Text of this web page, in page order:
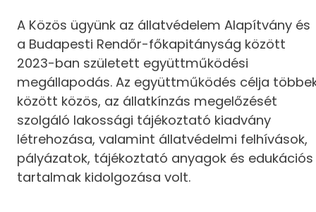
A Közös ügyünk az állatvédelem Alapítvány és
a Budapesti Rendőr-főkapitányság között
2023-ban született együttműködési
megállapodás. Az együttműködés célja
között közös, az állatkínzás megelőzését
szolgáló lakossági tájékoztató kiadvány
létrehozása, valamint állatvédelmi felhívások,
pályázatok, tájékoztató anyagok és edukációs
tartalmak kidolgozása volt.